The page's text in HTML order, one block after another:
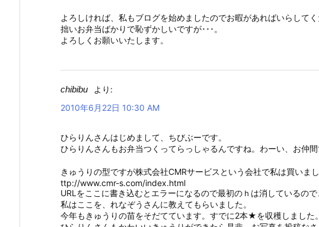
よろしければ、私もブログを始めましたのでお暇があればいらしてく
拙いお弁当ばかりで恥ずかしいですが･･･。
よろしくお願いいたします。
chibibu
より:
2010年6月22日 10:30 AM
ひらりんさんはじめまして、ちびぶーです。
ひらりんさんもお弁当つくってらっしゃるんですね。わーい、お仲間
きゅうりの型ですが株式会社CMRサービスという会社で私は買いまし
ttp://www.cmr-s.com/index.html
URLをここに書き込むとエラーになるので最初のｈは消しているので
私はここを、れなぞうさんに教えてもらいました。
今年もきゅうりの苗をそだてています。すでに2本★を収穫しました